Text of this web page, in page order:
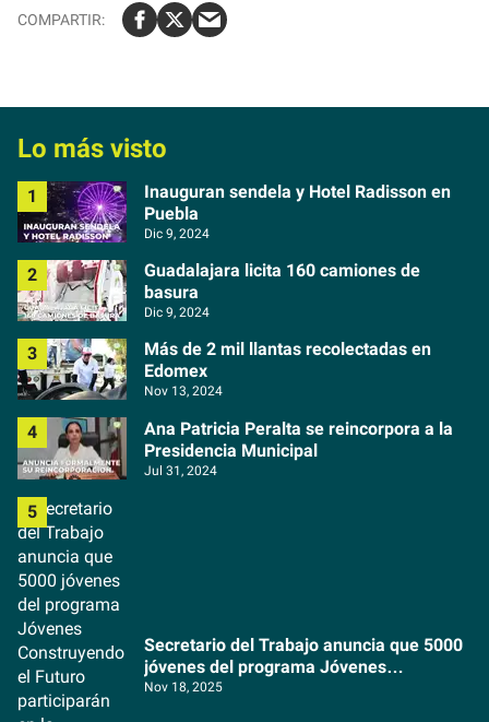
Lo más visto
Inauguran sendela y Hotel Radisson en
Puebla
Dic 9, 2024
Guadalajara licita 160 camiones de
basura
Dic 9, 2024
Más de 2 mil llantas recolectadas en
Edomex
Nov 13, 2024
Ana Patricia Peralta se reincorpora a la
Presidencia Municipal
Jul 31, 2024
Secretario del Trabajo anuncia que 5000
jóvenes del programa Jóvenes
Construyendo el Futuro participarán en la
Nov 18, 2025